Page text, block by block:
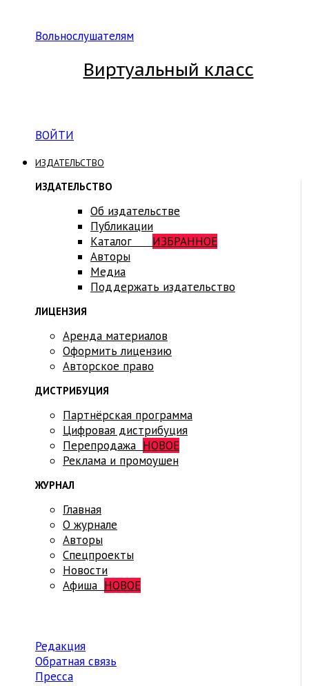
Вольнослушателям
Виртуальный класс
ВОЙТИ
ИЗДАТЕЛЬСТВО
ИЗДАТЕЛЬСТВО
Об издательстве
Публикации
Каталог ИЗБРАННОЕ
Авторы
Медиа
Поддержать издательство
ЛИЦЕНЗИЯ
Аренда материалов
Оформить лицензию
Авторское право
ДИСТРИБУЦИЯ
Партнёрская программа
Цифровая дистрибуция
Перепродажа НОВОЕ
Реклама и промоушен
ЖУРНАЛ
Главная
О журнале
Авторы
Спецпроекты
Новости
Афиша НОВОЕ
Редакция
Обратная связь
Пресса